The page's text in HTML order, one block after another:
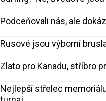
Podceňovali nás, ale
Rusové jsou výborní
Zlato pro Kanadu, stříbro
Nejlepší střelec